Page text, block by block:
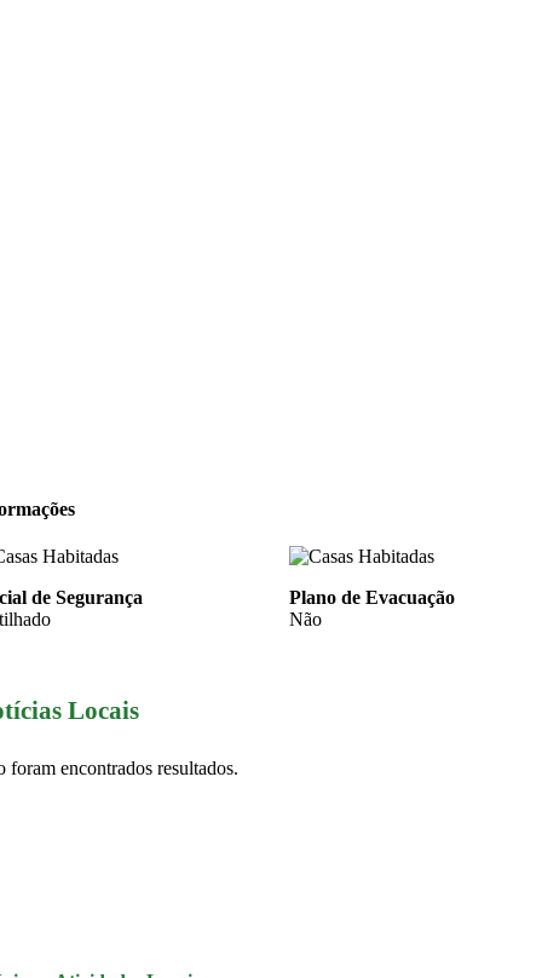
de Segurança
Plano de Evacuação
Não
Locais
foram encontrados resultados.